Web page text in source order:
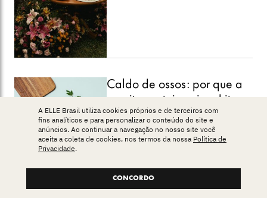
Caldo de ossos: por que a
receita proteica virou hit na
internet e como reproduzir
em casa
A ELLE Brasil utiliza cookies próprios e de terceiros com
fins analíticos e para personalizar o conteúdo do site e
anúncios. Ao continuar a navegação no nosso site você
aceita a coleta de cookies, nos termos da nossa Política de
Privacidade.
CONCORDO